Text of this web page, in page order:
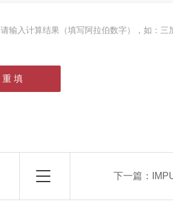
请输入计算结果（填写阿拉伯数字），如：三
下一篇：